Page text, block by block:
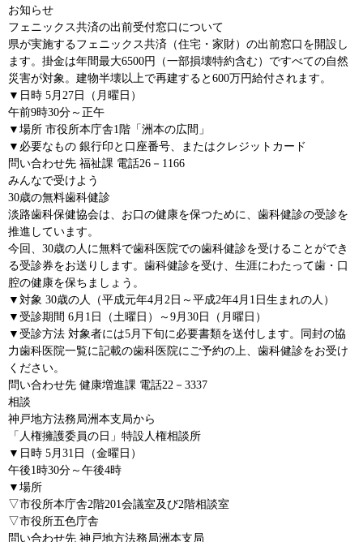
お知らせ
フェニックス共済の出前受付窓口について
県が実施するフェニックス共済（住宅・家財）の出前窓口を開設し
ます。掛金は年間最大6500円（一部損壊特約含む）ですべての自然
災害が対象。建物半壊以上で再建すると600万円給付されます。
▼日時 5月27日（月曜日）
午前9時30分～正午
▼場所 市役所本庁舎1階「洲本の広間」
▼必要なもの 銀行印と口座番号、またはクレジットカード
問い合わせ先 福祉課 電話26－1166
みんなで受けよう
30歳の無料歯科健診
淡路歯科保健協会は、お口の健康を保つために、歯科健診の受診を
推進しています。
今回、30歳の人に無料で歯科医院での歯科健診を受けることができ
る受診券をお送りします。歯科健診を受け、生涯にわたって歯・口
腔の健康を保ちましょう。
▼対象 30歳の人（平成元年4月2日～平成2年4月1日生まれの人）
▼受診期間 6月1日（土曜日）～9月30日（月曜日）
▼受診方法 対象者には5月下旬に必要書類を送付します。同封の協
力歯科医院一覧に記載の歯科医院にご予約の上、歯科健診をお受け
ください。
問い合わせ先 健康増進課 電話22－3337
相談
神戸地方法務局洲本支局から
「人権擁護委員の日」特設人権相談所
▼日時 5月31日（金曜日）
午後1時30分～午後4時
▼場所
▽市役所本庁舎2階201会議室及び2階相談室
▽市役所五色庁舎
問い合わせ先 神戸地方法務局洲本支局